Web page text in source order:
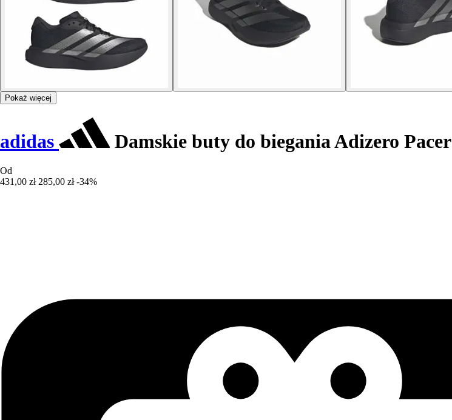
Pokaż więcej
adidas Damskie buty do biegania Adizero Pacer
Od
431,00 zł 285,00 zł -34%